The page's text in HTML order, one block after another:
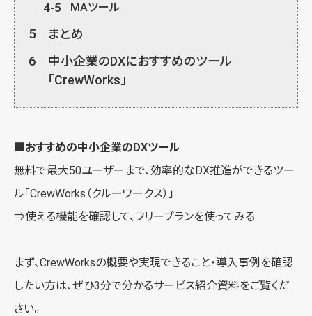
4-5 MAツール
5 まとめ
6
中小企業のDXにおすすめのツール
「CrewWorks」
■おすすめの中小企業のDXツール
無料で最大50ユーザーまで、効率的なDX推進ができるツー
ル「CrewWorks（クルーワークス） 」
⇒使える機能を確認して、フリープランを使ってみる
まず、CrewWorksの概要や実現できること・導入事例を確認
したい方は、ぜひ3分で分かるサービス紹介資料をご覧くだ
さい。